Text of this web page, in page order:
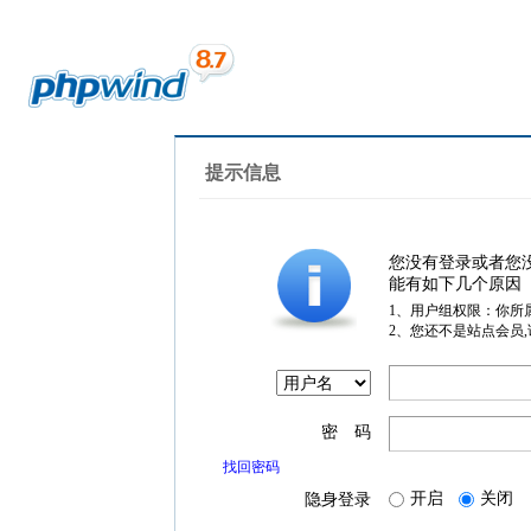
提示信息
您没有登录或者您
能有如下几个原因
1、用户组权限：你所
2、您还不是站点会员
密 码
找回密码
隐身登录 开启 关闭